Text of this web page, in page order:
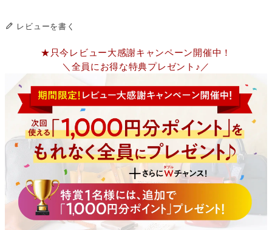
レビューを書く
★只今レビュー大感謝キャンペーン開催中！
＼全員にお得な特典プレゼント♪／